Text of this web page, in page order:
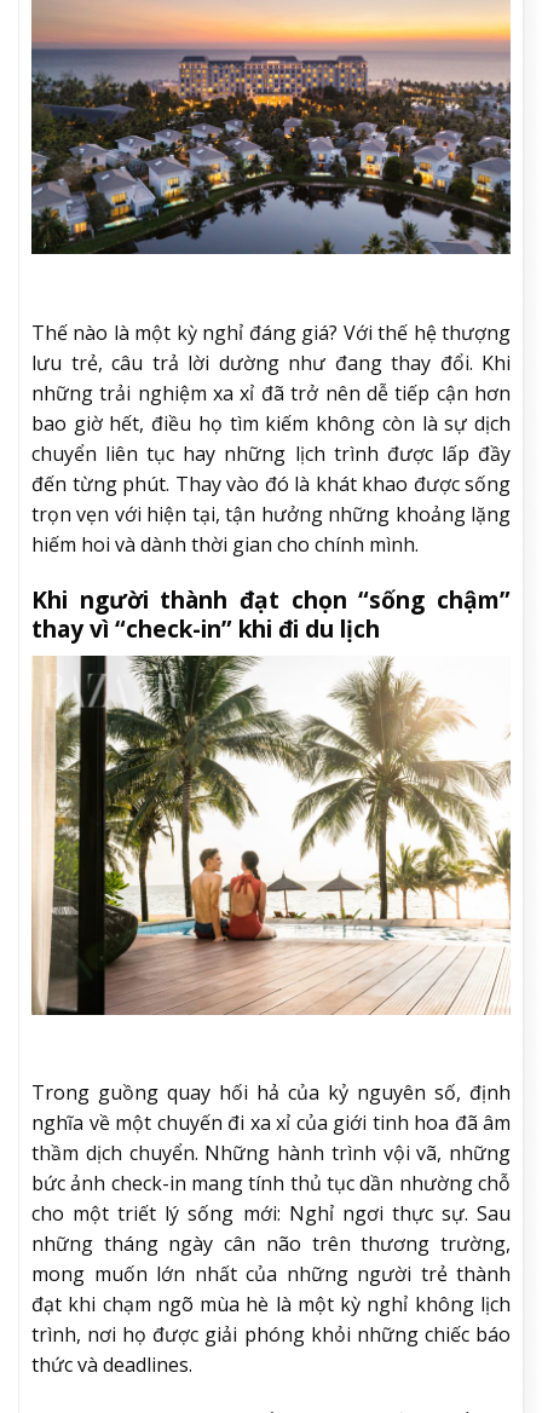
Thế nào là một kỳ nghỉ đáng giá? Với thế hệ thượng
lưu trẻ, câu trả lời dường như đang thay đổi. Khi
những trải nghiệm xa xỉ đã trở nên dễ tiếp cận hơn
bao giờ hết, điều họ tìm kiếm không còn là sự dịch
chuyển liên tục hay những lịch trình được lấp đầy
đến từng phút. Thay vào đó là khát khao được sống
trọn vẹn với hiện tại, tận hưởng những khoảng lặng
hiếm hoi và dành thời gian cho chính mình.
Khi người thành đạt chọn “sống chậm”
thay vì “check-in” khi đi du lịch
Trong guồng quay hối hả của kỷ nguyên số, định
nghĩa về một chuyến đi xa xỉ của giới tinh hoa đã âm
thầm dịch chuyển. Những hành trình vội vã, những
bức ảnh check-in mang tính thủ tục dần nhường chỗ
cho một triết lý sống mới: Nghỉ ngơi thực sự. Sau
những tháng ngày cân não trên thương trường,
mong muốn lớn nhất của những người trẻ thành
đạt khi chạm ngõ mùa hè là một kỳ nghỉ không lịch
trình, nơi họ được giải phóng khỏi những chiếc báo
thức và deadlines.